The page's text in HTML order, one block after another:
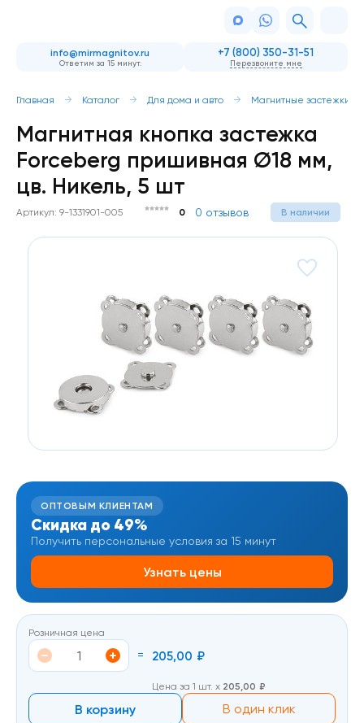
info@mirmagnitov.ru
Ответим за 15 минут.
+7 (800) 350-31-51
Перезвоните мне
Главная Каталог Для дома и авто Магнитные застежки
Магнитная кнопка застежка
Forceberg пришивная Ø18 мм,
цв. Никель, 5 шт
Артикул: 9-1331901-005 0 0 отзывов В наличии
ОПТОВЫМ КЛИЕНТАМ
Скидка до 49%
Получить персональные условия за 15 минут
Узнать цены
Розничная цена
= 205,00 ₽
Цена за 1 шт. х 205,00 ₽
В корзину В один клик